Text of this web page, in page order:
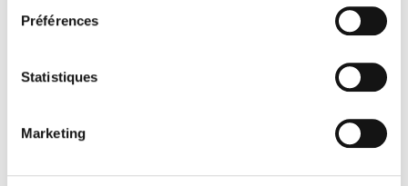
Préférences
Statistiques
Marketing
Claire Cosquer
ISSN
Language